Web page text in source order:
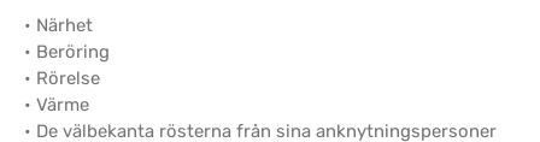
• Närhet
• Beröring
• Rörelse
• Värme
• De välbekanta rösterna från sina anknytningspersoner